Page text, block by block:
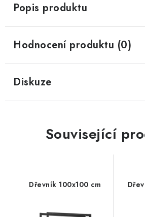
Popis produktu
Hodnocení produktu (0)
Diskuze
Související
Dřevník 100x100 cm